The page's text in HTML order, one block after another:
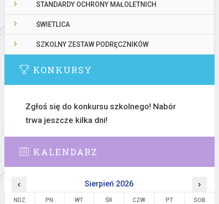
STANDARDY OCHRONY MAŁOLETNICH
ŚWIETLICA
SZKOLNY ZESTAW PODRĘCZNIKÓW
KONKURSY
Zgłoś się do konkursu szkolnego! Nabór
trwa jeszcze kilka dni!
KALENDARZ
‹ Sierpień 2026 ›
NDZ PN WT ŚR CZW PT SOB